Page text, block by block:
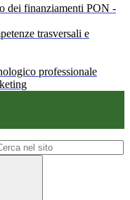
dei finanziamenti PON -
trasversali e
professionale